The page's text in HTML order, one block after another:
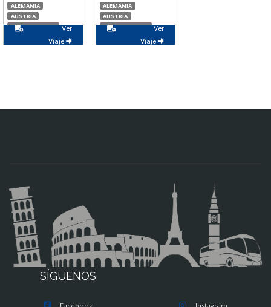
ALEMANIA
AUSTRIA
LIECHTENSTEIN
Ver
Viaje
ALEMANIA
AUSTRIA
LIECHTENSTEIN
Ver
Viaje
SÍGUENOS